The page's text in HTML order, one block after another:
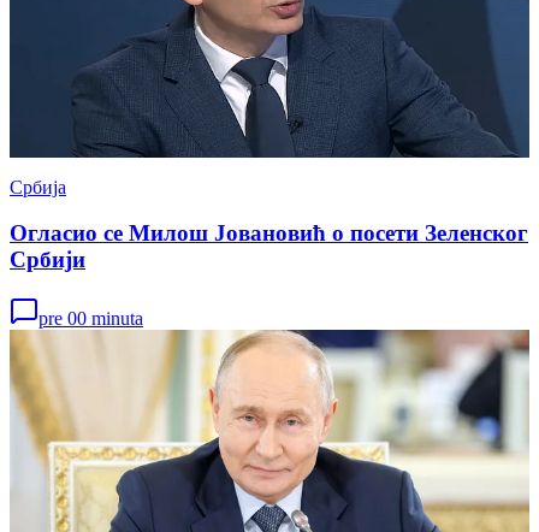
Србија
Огласио се Милош Јовановић о посети Зеленског
Србији
pre 00 minuta